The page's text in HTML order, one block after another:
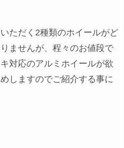
ただく2種類のホイールがど
ませんが、程々のお値段で
対応のアルミホイールが欲
しますのでご紹介する事に